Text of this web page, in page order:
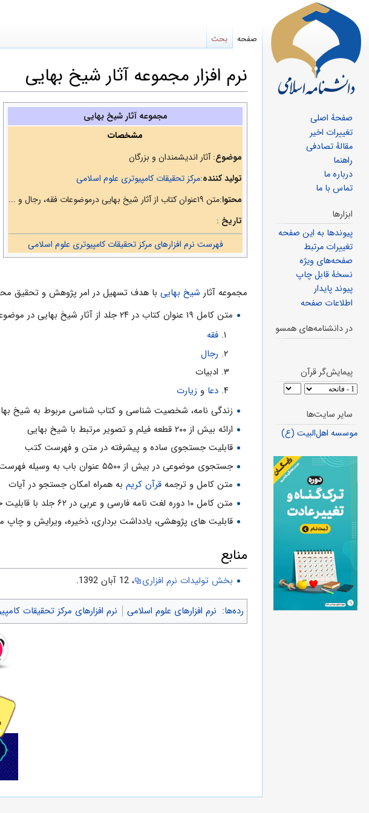
نرم افزار مجموعه آثار شیخ بهایی
پرش
به
پرش
به
مجموعه آثار شیخ بهایی
مشخصات
موضوع: آثار اندیشمندان و بزرگان
تولید کننده:مرکز تحقیقات کامپیوتری علوم اسلامی
محتوا:متن ۱۹عنوان كتاب از آثار شیخ بهایی درموضوعات فقه، رجال و ...
تاریخ :
فهرست نرم افزارهای مرکز تحقیقات کامپیوتری علوم اسلامی
مجموعه آثار شیخ بهایی با هدف تسهیل در امر پژوهش و تحقیق
متن کامل ۱۹ عنوان کتاب در ۲۴ جلد از آثار شیخ بهایی در موضوعاتی از جمله؛
فقه
رجال
ادبیات
دعا و زیارت
زندگی نامه، شخصیت شناسی و کتاب شناسی مربوط به شیخ
ارائه بیش از ۲۰۰ قطعه فیلم و تصویر مرتبط با شیخ بهایی
قابلیت جستجوی ساده و پیشرفته در متن و فهرست کتب
جستجوی موضوعی در بیش از ۵۵۰۰ عنوان باب به وسیله فهرست گزینشی مقایسه متون کتب برنامه با یکدیگر
متن کامل و ترجمه قرآن کریمبه همراه امکان جستجو در آیات
متن کامل ۱۰ دوره لغت نامه فارسی و عربی در ۶۲ جلد با قابلیت جستجو
قابلیت های پژوهشی، یادداشت برداری، ذخیره، ویرایش و چاپ
منابع
بخش تولیدات نرم افزاری ، 12 آبان 1392.
رده‌ها: نرم افزارهای علوم اسلامی نرم افزارهای مرکز تحقیقات
صفحه بحث
صفحهٔ اصلی
تغییرات اخیر
مقالهٔ تصادفی
راهنما
درباره ما
تماس با ما
ابزارها
پیوندها به این صفحه
تغییرات مرتبط
صفحه‌های ویژه
نسخهٔ قابل چاپ
پیوند پایدار
اطلاعات صفحه
در دانشنامه‌های همسو
پیمایش‌گر قرآن
سایر سایت‌ها
موسسه اهل‌البیت (ع)